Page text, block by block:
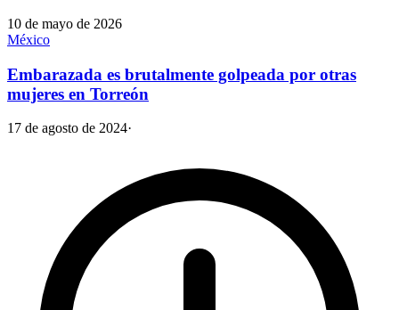
10 de mayo de 2026
México
Embarazada es brutalmente golpeada por otras
mujeres en Torreón
17 de agosto de 2024·